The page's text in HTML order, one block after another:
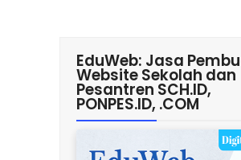
EduWeb: Jasa
Website Sekolah dan
Pesantren SCH.ID,
PONPES.ID, .COM